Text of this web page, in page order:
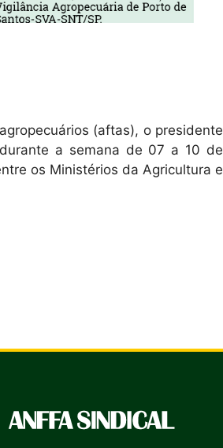
(aftas), o presidente
a semana de 07 a 10 de
os Mi­nistérios da Agricultura e